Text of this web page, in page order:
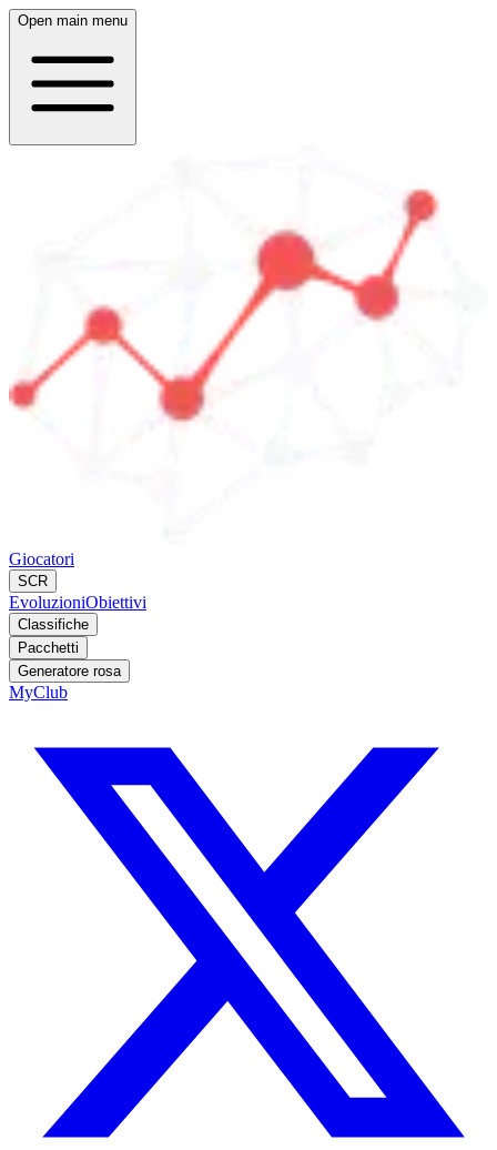
Open main menu
Giocatori
SCR
EvoluzioniObiettivi
Classifiche
Pacchetti
Generatore rosa
MyClub